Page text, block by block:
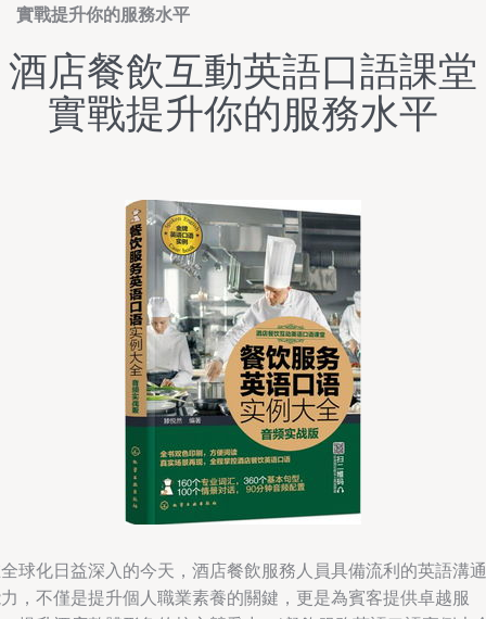
實戰提升你的服務水平
酒店餐飲互動英語口語課堂
實戰提升你的服務水平
球化日益深入的今天，酒店餐飲服務人員具備流利的英語溝通
，不僅是提升個人職業素養的關鍵，更是為賓客提供卓越服